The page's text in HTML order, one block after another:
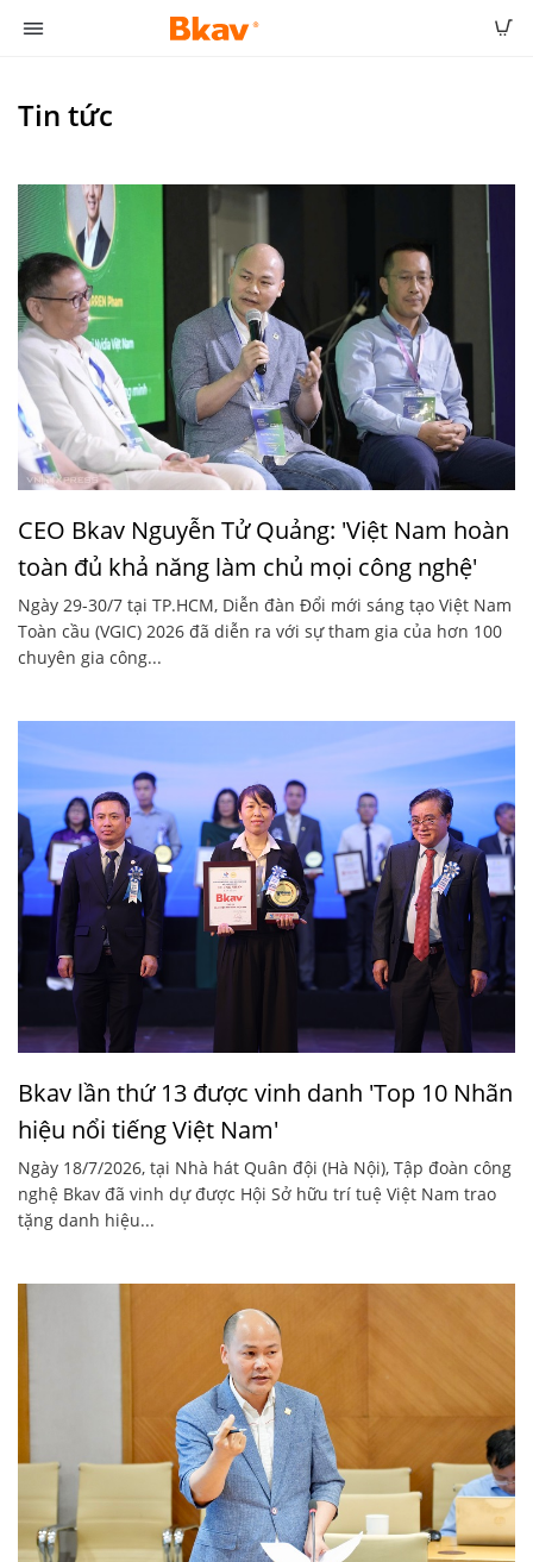
Tin tức
CEO Bkav Nguyễn Tử Quảng: 'Việt Nam hoàn
toàn đủ khả năng làm chủ mọi công nghệ'
Ngày 29-30/7 tại TP.HCM, Diễn đàn Đổi mới sáng tạo Việt Nam
Toàn cầu (VGIC) 2026 đã diễn ra với sự tham gia của hơn 100
chuyên gia công...
Bkav lần thứ 13 được vinh danh 'Top 10 Nhãn
hiệu nổi tiếng Việt Nam'
Ngày 18/7/2026, tại Nhà hát Quân đội (Hà Nội), Tập đoàn công
nghệ Bkav đã vinh dự được Hội Sở hữu trí tuệ Việt Nam trao
tặng danh hiệu...